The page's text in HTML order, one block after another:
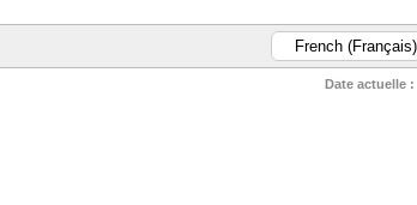
Date actuelle :